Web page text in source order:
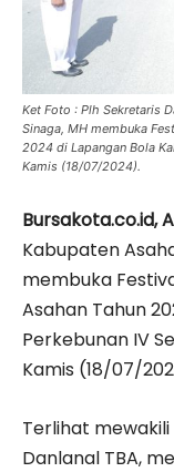
Ket Foto : Plh Sekretaris
Sinaga, MH membuka
2024 di Lapangan Bola
Kamis (18/07/2024).
Bursakota.co.id,
Kabupaten
membuka
Asahan Tahun
Perkebunan IV
Kamis (18/07/
Terlihat
Danlanal TBA,